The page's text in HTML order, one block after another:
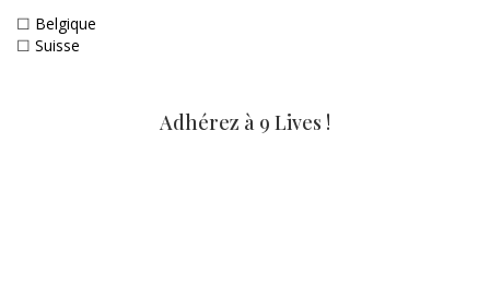
☐ Belgique
☐ Suisse
Adhérez à 9 Lives !